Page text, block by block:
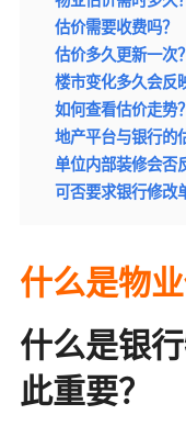
估价需要收费吗？
估价多久更新一次？
楼市变化多久会反
如何查看估价走势？
地产平台与银行的
单位内部装修会否
可否要求银行修改
什么是物业
什么是银
此重要？